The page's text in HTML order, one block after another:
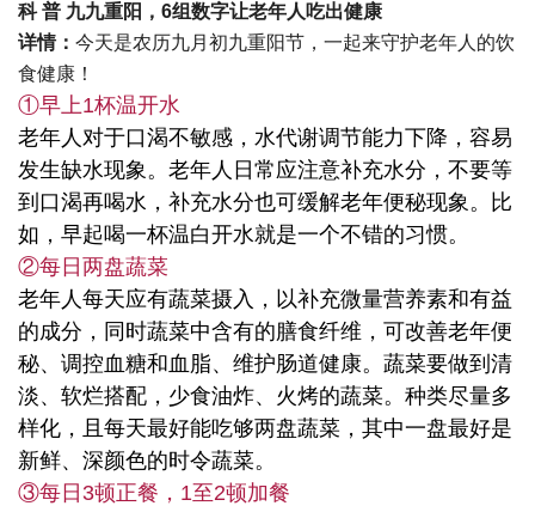
科 普 九九重阳，6组数字让老年人吃出健康
详情： 今天是农历九月初九重阳节，一起来守护老年人的饮
食健康！
①早上1杯温开水
老年人对于口渴不敏感，水代谢调节能力下降，容易
发生缺水现象。老年人日常应注意补充水分，不要等
到口渴再喝水，补充水分也可缓解老年便秘现象。比
如，早起喝一杯温白开水就是一个不错的习惯。
②每日两盘蔬菜
老年人每天应有蔬菜摄入，以补充微量营养素和有益
的成分，同时蔬菜中含有的膳食纤维，可改善老年便
秘、调控血糖和血脂、维护肠道健康。蔬菜要做到清
淡、软烂搭配，少食油炸、火烤的蔬菜。种类尽量多
样化，且每天最好能吃够两盘蔬菜，其中一盘最好是
新鲜、深颜色的时令蔬菜。
③每日3顿正餐，1至2顿加餐